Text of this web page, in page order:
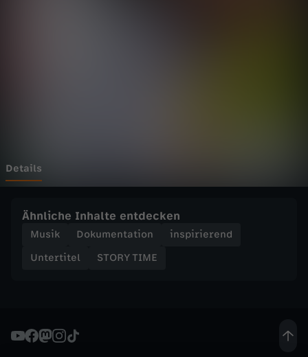
p
H
o
G
Details
Ähnliche Inhalte entdecken
Musik Dokumentation
inspirierend
Untertitel
STORY TIME